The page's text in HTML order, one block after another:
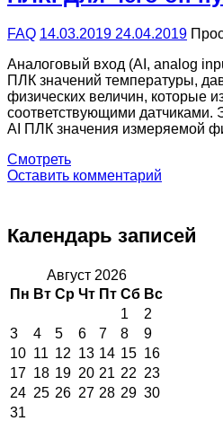
FAQ 14.03.2019 24.04.2019
Аналоговый вход (AI, analog
ПЛК значений температуры,
физических величин, которые
соответствующими датчиками.
AI ПЛК значения измеряемой
Смотреть
Оставить комментарий
Календарь записей
Август 2026
Пн Вт Ср Чт Пт Сб Вс
1
2
3
4 5 6 7 8
9
10 11 12 13 14 15 16
17 18 19 20 21 22 23
24 25 26 27 28 29 30
31